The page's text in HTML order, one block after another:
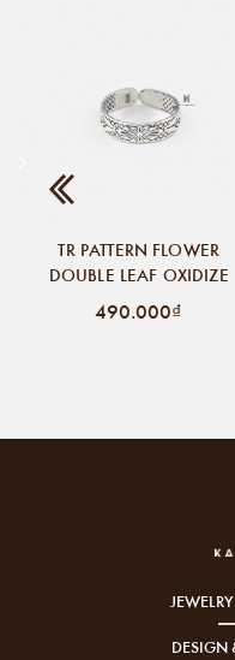
TR PATTERN FLOWER
DOUBLE LEAF OXIDIZE
490.000₫
DESIGN